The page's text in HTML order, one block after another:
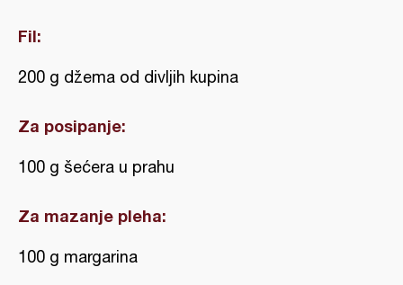
Fil:
200 g džema od divljih kupina
Za posipanje:
100 g šećera u prahu
Za mazanje pleha:
100 g margarina